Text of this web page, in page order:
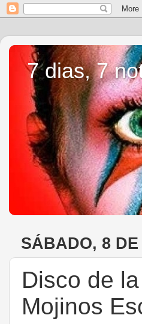
7 dias, 7
SÁBADO, 8
Disco de
Mojinos